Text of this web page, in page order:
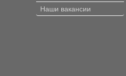
Наши вакансии